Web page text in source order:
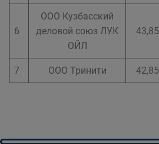
6
ООО Кузбасский
деловой союз ЛУК
ОЙЛ
43,85
7 ООО Тринити 42,85